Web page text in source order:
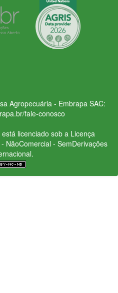
Agropecuária - Embrapa SAC:
fale-conosco
licenciado sob a Licença
NãoComercial - SemDerivações